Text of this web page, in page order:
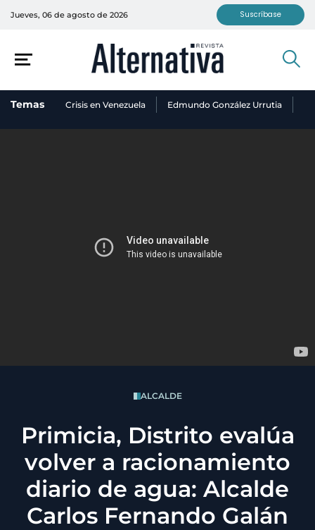
Jueves, 06 de agosto de 2026 Suscríbase
Temas Crisis en Venezuela Edmundo González Urrutia
ALCALDE
Primicia, Distrito evalúa
volver a racionamiento
diario de agua: Alcalde
Carlos Fernando Galán